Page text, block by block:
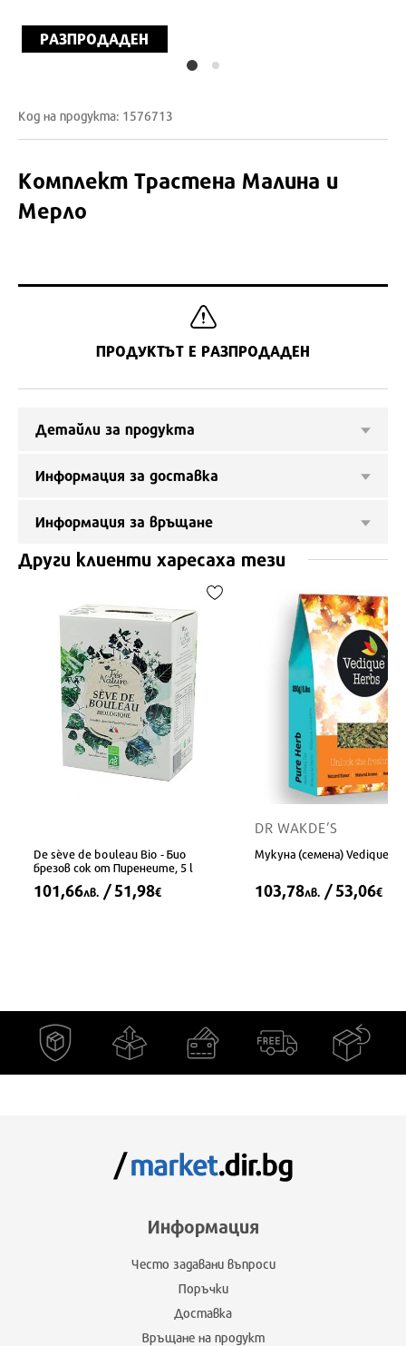
РАЗПРОДАДЕН
Код на продукта: 1576713
Комплект Трастена Малина и
Мерло
ПРОДУКТЪТ Е РАЗПРОДАДЕН
Детайли за продукта
Информация за доставка
Информация за връщане
Други клиенти харесаха тези
De sève de bouleau Bio - Био
брезов сок от Пиренеите, 5 l
101,66лв. / 51,98€
DR WAKDE’S
Мукуна (семена) Vedique™,
103,78лв. / 53,06€
Информация
Често задавани въпроси
Поръчки
Доставка
Връщане на продукт